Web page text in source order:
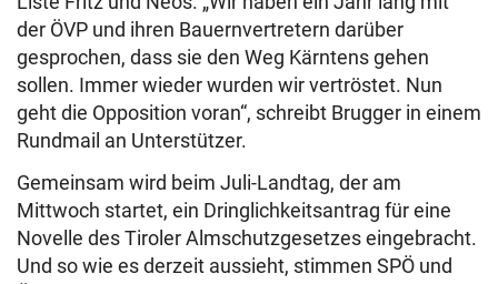
der ÖVP und ihren Bauernvertretern darüber
gesprochen, dass sie den Weg Kärntens gehen
sollen. Immer wieder wurden wir vertröstet. Nun
geht die Opposition voran“, schreibt Brugger in einem
Rundmail an Unterstützer.
Gemeinsam wird beim Juli-Landtag, der am
Mittwoch startet, ein Dringlichkeitsantrag für eine
Novelle des Tiroler Almschutzgesetzes eingebracht.
Und so wie es derzeit aussieht, stimmen SPÖ und